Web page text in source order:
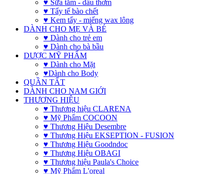
♥ Sữa tắm - dầu thơm
♥ Tẩy tế bào chết
♥ Kem tẩy - miếng wax lông
DÀNH CHO MẸ VÀ BÉ
♥ Dành cho trẻ em
♥ Dành cho bà bầu
DƯỢC MỸ PHẨM
♥ Dành cho Mặt
♥Dành cho Body
QUẦN TẤT
DÀNH CHO NAM GIỚI
THƯƠNG HIỆU
♥ Thương hiệu CLARENA
♥ Mỹ Phẩm COCOON
♥ Thương Hiệu Desembre
♥ Thương Hiệu EKSEPTION - FUSION
♥ Thương Hiệu Goodndoc
♥ Thương Hiệu OBAGI
♥ Thương hiệu Paula's Choice
♥ Mỹ Phẩm L'oreal